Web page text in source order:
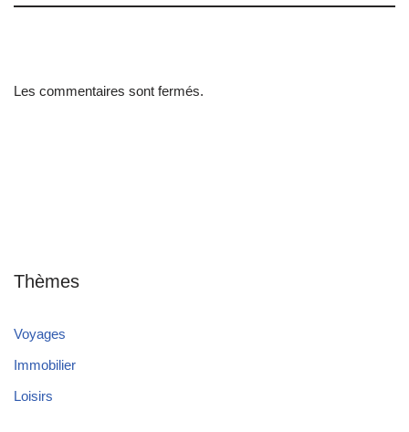
Les commentaires sont fermés.
Thèmes
Voyages
Immobilier
Loisirs